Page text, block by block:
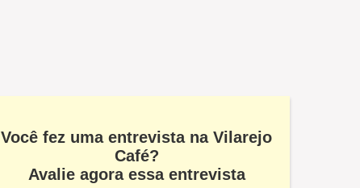
Você fez uma entrevista na Vilarejo
Café?
Avalie agora essa entrevista